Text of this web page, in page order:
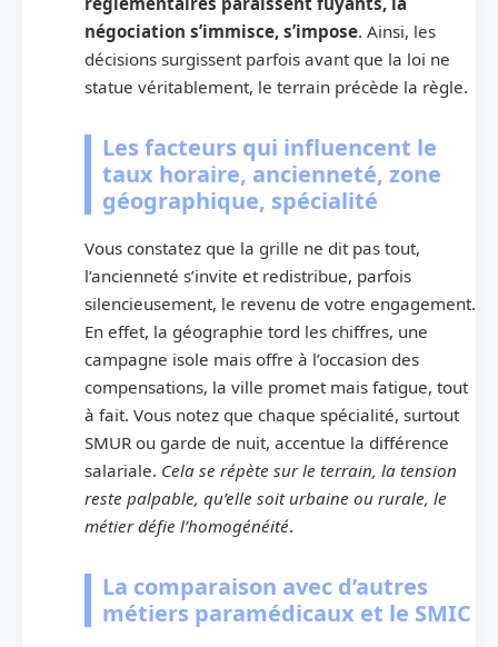
négociation s’immisce, s’impose. Ainsi, les
décisions surgissent parfois avant que la loi ne
statue véritablement, le terrain précède la règle.
Les facteurs qui influencent le
taux horaire, ancienneté, zone
géographique, spécialité
Vous constatez que la grille ne dit pas tout,
l’ancienneté s’invite et redistribue, parfois
silencieusement, le revenu de votre engagement.
En effet, la géographie tord les chiffres, une
campagne isole mais offre à l’occasion des
compensations, la ville promet mais fatigue, tout
à fait. Vous notez que chaque spécialité, surtout
SMUR ou garde de nuit, accentue la différence
salariale. Cela se répète sur le terrain, la tension
reste palpable, qu’elle soit urbaine ou rurale, le
métier défie l’homogénéité.
La comparaison avec d’autres
métiers paramédicaux et le SMIC